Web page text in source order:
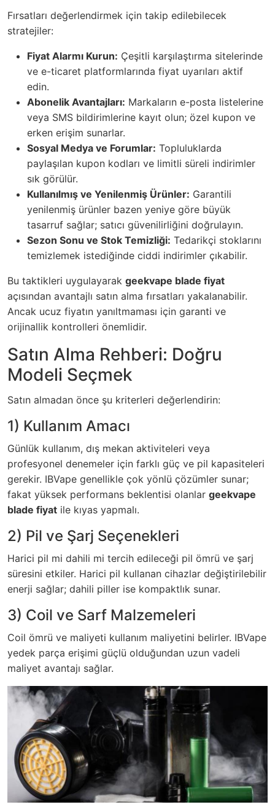
Fırsatları değerlendirmek için takip edilebilecek
stratejiler:
Fiyat Alarmı Kurun: Çeşitli karşılaştırma sitelerinde
ve e-ticaret platformlarında fiyat uyarıları aktif
edin.
Abonelik Avantajları: Markaların e-posta listelerine
veya SMS bildirimlerine kayıt olun; özel kupon ve
erken erişim sunarlar.
Sosyal Medya ve Forumlar: Topluluklarda
paylaşılan kupon kodları ve limitli süreli indirimler
sık görülür.
Kullanılmış ve Yenilenmiş Ürünler: Garantili
yenilenmiş ürünler bazen yeniye göre büyük
tasarruf sağlar; satıcı güvenilirliğini doğrulayın.
Sezon Sonu ve Stok Temizliği: Tedarikçi stoklarını
temizlemek istediğinde ciddi indirimler çıkabilir.
Bu taktikleri uygulayarak geekvape blade fiyat
açısından avantajlı satın alma fırsatları yakalanabilir.
Ancak ucuz fiyatın yanıltmaması için garanti ve
orijinallik kontrolleri önemlidir.
Satın Alma Rehberi: Doğru
Modeli Seçmek
Satın almadan önce şu kriterleri değerlendirin:
1) Kullanım Amacı
Günlük kullanım, dış mekan aktiviteleri veya
profesyonel denemeler için farklı güç ve pil kapasiteleri
gerekir. IBVape genellikle çok yönlü çözümler sunar;
fakat yüksek performans beklentisi olanlar geekvape
blade fiyat ile kıyas yapmalı.
2) Pil ve Şarj Seçenekleri
Harici pil mi dahili mi tercih edileceği pil ömrü ve şarj
süresini etkiler. Harici pil kullanan cihazlar değiştirilebilir
enerji sağlar; dahili piller ise kompaktlık sunar.
3) Coil ve Sarf Malzemeleri
Coil ömrü ve maliyeti kullanım maliyetini belirler. IBVape
yedek parça erişimi güçlü olduğundan uzun vadeli
maliyet avantajı sağlar.